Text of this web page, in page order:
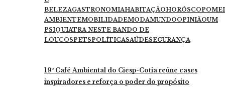
BELEZAGASTRONOMIAHABITAÇÃOHORÓSCOPO
AMBIENTEMOBILIDADEMODAMUNDOOPINIÃOUM
PSIQUIATRA NESTE BANDO DE
LOUCOSPETSPOLÍTICASAÚDESEGURANÇA
19º Café Ambiental do Ciesp-Cotia reúne cases
inspiradores e reforça o poder do propósito